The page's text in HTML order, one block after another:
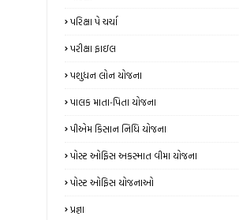
પરિક્ષા પે ચર્ચા
પરીક્ષા ફાઇલ
પશુધન લોન યોજના
પાલક માતા-પિતા યોજના
પીએમ કિસાન નિધિ યોજના
પોસ્ટ ઓફિસ અકસ્માત વીમા યોજના
પોસ્ટ ઓફિસ યોજનાઓ
પ્રજ્ઞા